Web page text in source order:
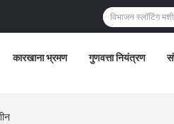
कारखाना भ्रमण गुणवत्ता नियंत्रण